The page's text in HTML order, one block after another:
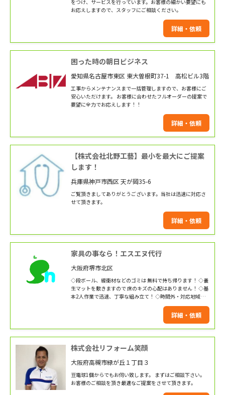
をつけ、サービスを行っています。お客様の細かい要望にも
お応えしますので、スタッフにご相談ください。
詳細・依頼
困った時の朝日ビジネス
愛知県名古屋市東区 東大曽根町37-1 高松ビル3階
工事からメンテナンスまで一括管理しますので、お客様にご
安心いただけます。 お客様に合わせたフルオーダーの提案で
要望に全力でお応えします！！
詳細・依頼
【株式会社北野工藝】最小を最大にご提案
します！
兵庫県神戸市西区 天が岡35-6
ご覧頂きましてありがとうございます。当社は迅速に対応さ
せて頂きます。
詳細・依頼
家具の事なら！エスエヌ代行
大阪府堺市北区
◇段ボール、緩衝材などのゴミは 無料で持ち帰ります！ ◇養
生マットを敷きますので 床のキズの心配はありません！ ◇基
本2人作業で迅速、丁寧な組み立て！ ◇時間外・対応地域外
管理しています 業者様などもお任せ下さい！ お客様のご依頼
を 心よりお待ちし
詳細・依頼
株式会社リフォーム笑顔
大阪府高槻市緑が丘１丁目３
豆電球1個からでもお伺い致します。 まずはご相談下さい。
お客様のご相談を頂き最適なご提案をさせて頂きます。